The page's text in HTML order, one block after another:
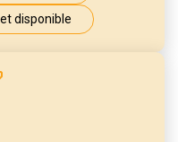
disponible